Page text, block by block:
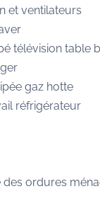
et ventilateurs
télévision table
gaz hotte
réfrigérateur
des ordures